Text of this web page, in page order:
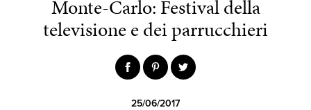
Monte-Carlo: Festival della
televisione e dei parrucchieri
25/06/2017